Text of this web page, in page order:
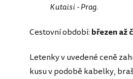
Kutaisi - Prag.
Cestovní období: březen až
Letenky v uvedené ceně
kusu v podobě kabelky,